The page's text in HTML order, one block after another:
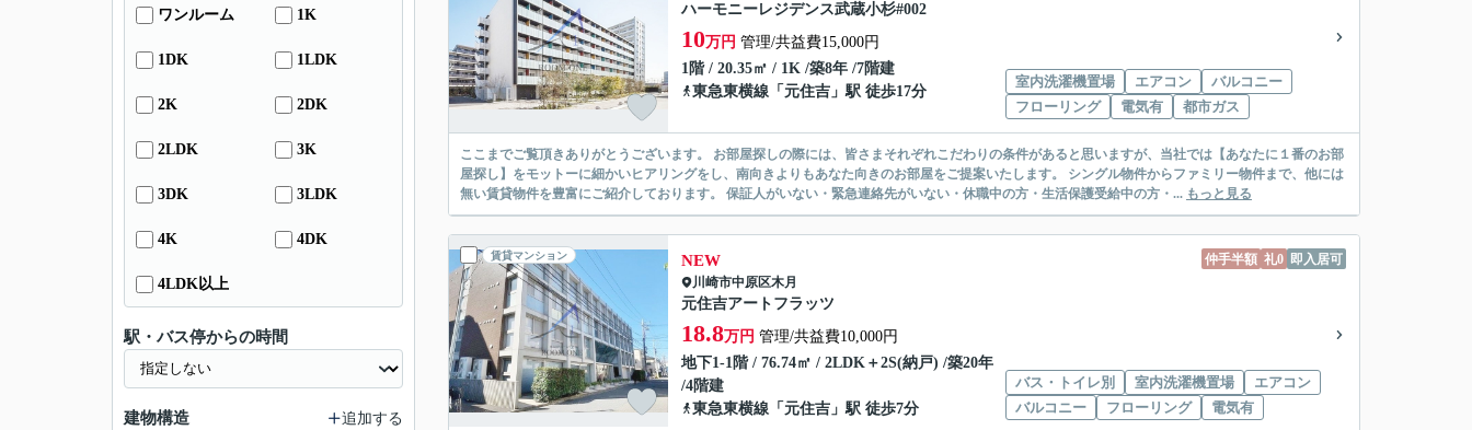
ハーモニーレジデンス武蔵小杉#002
10万円 管理/共益費15,000円
1階 / 20.35㎡ / 1K /築8年 /7階建
東急東横線 「 元住吉 」駅 徒歩17分
室内洗濯機置場 エアコン
バルコニー
フローリング
電気有 都市ガス
ここまでご覧頂きありがとうございます。 お部屋探しの際には、皆さまそれぞれこだわりの条件があると思いますが、当社では【あなたに１番のお部
屋探し】をモットーに細かいヒアリングをし、南向きよりもあなた向きのお部屋をご提案いたします。 シングル物件からファミリー物件まで、他には
無い賃貸物件を豊富にご紹介しております。 保証人がいない・緊急連絡先がいない・休職中の方・生活保護受給中の方・... もっと見る
賃貸マンション 仲手半額 礼0 即入居可
NEW
川崎市中原区木月
元住吉アートフラッツ
18.8万円 管理/共益費10,000円
地下1-1階 / 76.74㎡ / 2LDK＋2S(納戸) /築20年
/4階建
東急東横線 「 元住吉 」駅 徒歩7分
バス・トイレ別 室内洗濯機置場
エアコン
バルコニー
フローリング 電気有
ワンルーム 1K
1DK 1LDK
2K 2DK
2LDK 3K
3DK 3LDK
4K 4DK
4LDK以上
駅・バス停からの時間
建物構造 追加する